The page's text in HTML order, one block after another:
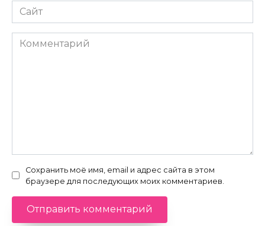
Сайт
Комментарий
Сохранить моё имя, email и адрес сайта в этом
браузере для последующих моих комментариев.